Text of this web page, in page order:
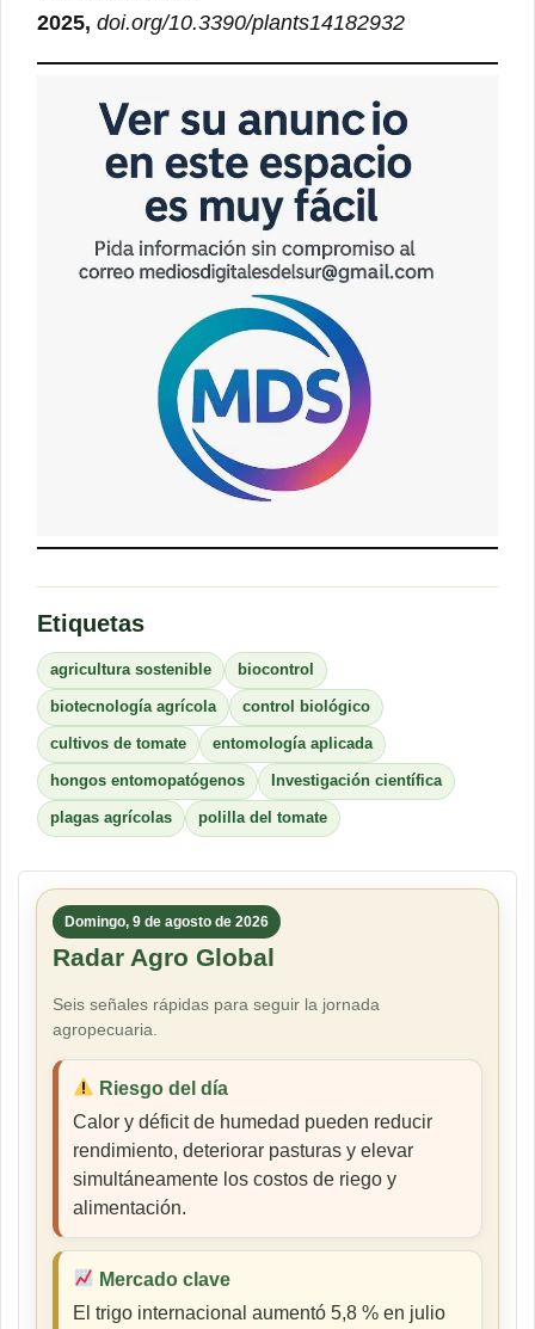
2025, doi.org/10.3390/plants14182932
Etiquetas
agricultura sostenible biocontrol
biotecnología agrícola control biológico
cultivos de tomate entomología aplicada
hongos entomopatógenos Investigación científica
plagas agrícolas polilla del tomate
Domingo, 9 de agosto de 2026
Radar Agro Global
Seis señales rápidas para seguir la jornada
agropecuaria.
Riesgo del día
Calor y déficit de humedad pueden reducir
rendimiento, deteriorar pasturas y elevar
simultáneamente los costos de riego y
alimentación.
Mercado clave
El trigo internacional aumentó 5,8 % en julio